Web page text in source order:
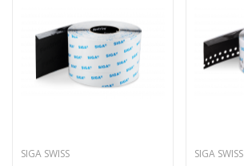
SIGA SWISS SIGA SWISS